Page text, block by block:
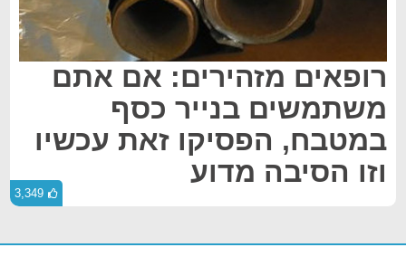
רופאים מזהירים: אם אתם
משתמשים בנייר כסף
במטבח, הפסיקו זאת עכשיו
וזו הסיבה מדוע
3,349